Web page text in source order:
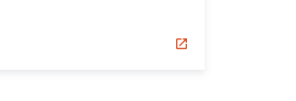
open_in_new